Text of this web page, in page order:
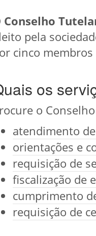
Conselho
pela
cinco
os
o
atendimento
orientações e
requisição de
fiscalização de
cumprimento
requisição de